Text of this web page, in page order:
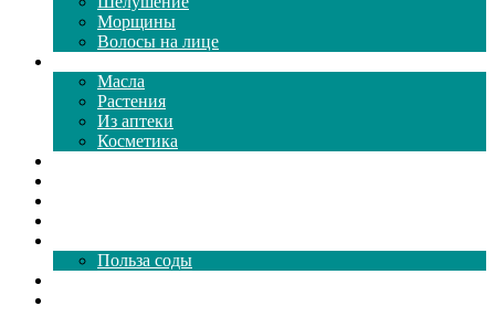
Морщины
Волосы на лице
Масла
Растения
Из аптеки
Косметика
Польза соды